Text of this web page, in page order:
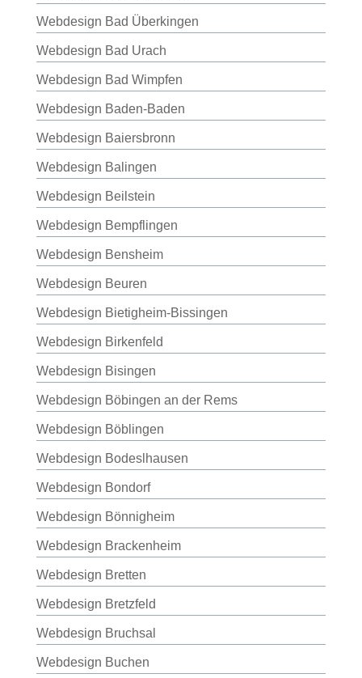
Webdesign Bad Überkingen
Webdesign Bad Urach
Webdesign Bad Wimpfen
Webdesign Baden-Baden
Webdesign Baiersbronn
Webdesign Balingen
Webdesign Beilstein
Webdesign Bempflingen
Webdesign Bensheim
Webdesign Beuren
Webdesign Bietigheim-Bissingen
Webdesign Birkenfeld
Webdesign Bisingen
Webdesign Böbingen an der Rems
Webdesign Böblingen
Webdesign Bodeslhausen
Webdesign Bondorf
Webdesign Bönnigheim
Webdesign Brackenheim
Webdesign Bretten
Webdesign Bretzfeld
Webdesign Bruchsal
Webdesign Buchen